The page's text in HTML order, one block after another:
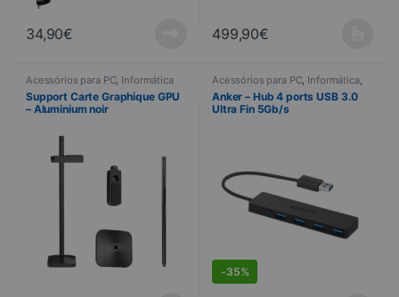
34,90€ 499,90€
Ce produit a plusieurs
Acessórios para PC, Informática
Support Carte Graphique GPU
– Aluminium noir
Acessórios para PC, Informática,
PROMOTIONS
Anker – Hub 4 ports USB 3.0
Ultra Fin 5Gb/s
-35%